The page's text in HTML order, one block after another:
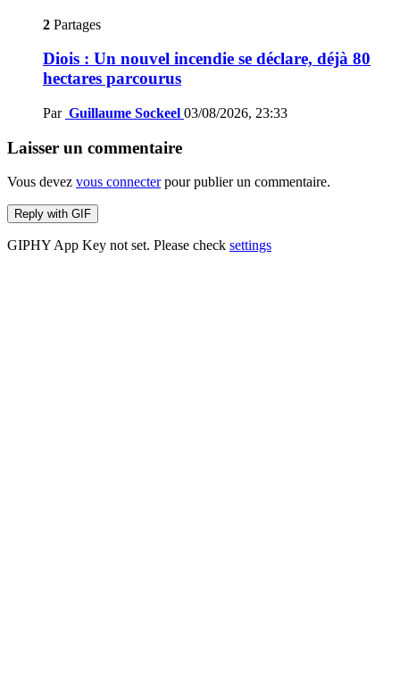
2 Partages
Diois : Un nouvel incendie se déclare, déjà 80
hectares parcourus
Par Guillaume Sockeel 03/08/2026, 23:33
Laisser un commentaire
Vous devez vous connecterpour publier un commentaire.
Reply with GIF
GIPHY App Key not set. Please check settings